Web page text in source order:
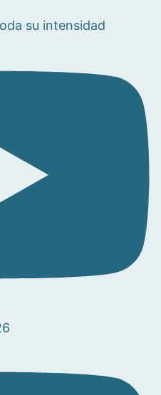
su intensidad